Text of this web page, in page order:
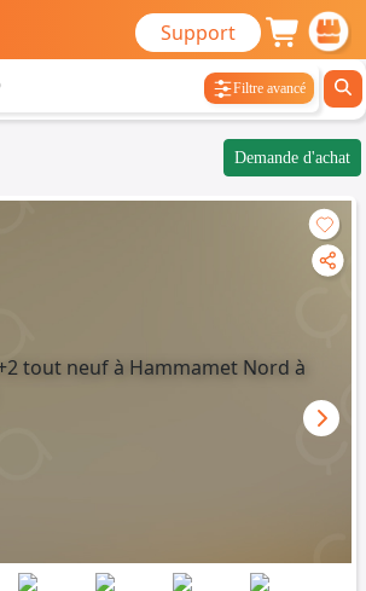
Support
Filtre avancé
Demande d'achat